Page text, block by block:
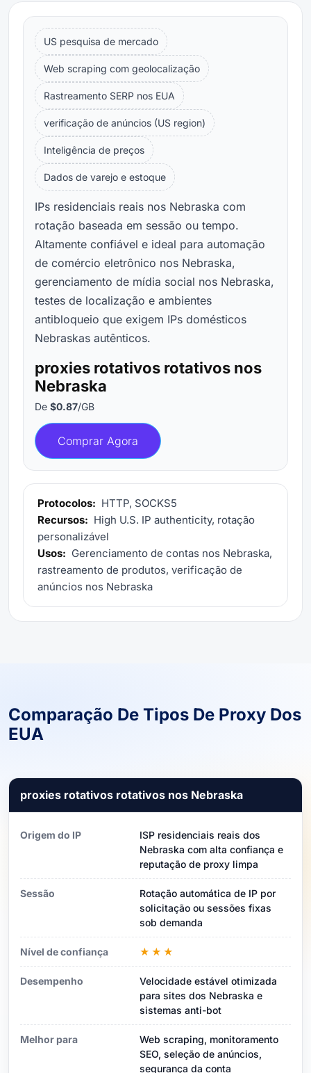
US pesquisa de mercado
Web scraping com geolocalização
Rastreamento SERP nos EUA
verificação de anúncios (US region)
Inteligência de preços
Dados de varejo e estoque
IPs residenciais reais nos Nebraska com
rotação baseada em sessão ou tempo.
Altamente confiável e ideal para automação
de comércio eletrônico nos Nebraska,
gerenciamento de mídia social nos Nebraska,
testes de localização e ambientes
antibloqueio que exigem IPs domésticos
Nebraskas autênticos.
proxies rotativos rotativos nos
Nebraska
De $0.87/GB
Comprar Agora
Protocolos: HTTP, SOCKS5
Recursos: High U.S. IP authenticity, rotação
personalizável
Usos: Gerenciamento de contas nos Nebraska,
rastreamento de produtos, verificação de
anúncios nos Nebraska
Comparação De Tipos De Proxy Dos
EUA
proxies rotativos rotativos nos Nebraska
Origem do IP
ISP residenciais reais dos
Nebraska com alta confiança e
reputação de proxy limpa
Sessão
Rotação automática de IP por
solicitação ou sessões fixas
sob demanda
Nível de confiança ★★★
Desempenho
Velocidade estável otimizada
para sites dos Nebraska e
sistemas anti-bot
Melhor para
Web scraping, monitoramento
SEO, seleção de anúncios,
segurança da conta